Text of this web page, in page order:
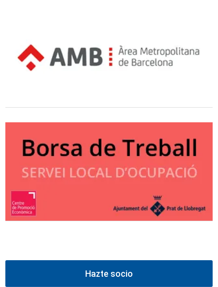
Hazte socio